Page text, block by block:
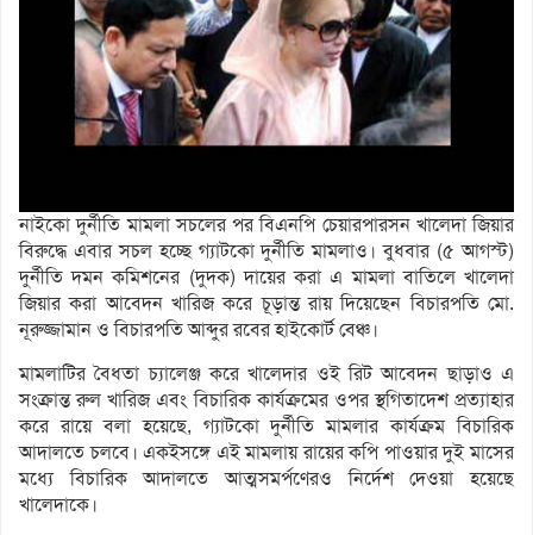
নাইকো দুর্নীতি মামলা সচলের পর বিএনপি চেয়ারপারসন খালেদা জিয়ার
বিরুদ্ধে এবার সচল হচ্ছে গ্যাটকো দুর্নীতি মামলাও। বুধবার (৫ আগস্ট)
দুর্নীতি দমন কমিশনের (দুদক) দায়ের করা এ মামলা বাতিলে খালেদা
জিয়ার করা আবেদন খারিজ করে চূড়ান্ত রায় দিয়েছেন বিচারপতি মো.
নূরুজ্জামান ও বিচারপতি আব্দুর রবের হাইকোর্ট বেঞ্চ।
মামলাটির বৈধতা চ্যালেঞ্জ করে খালেদার ওই রিট আবেদন ছাড়াও এ
সংক্রান্ত রুল খারিজ এবং বিচারিক কার্যক্রমের ওপর স্থগিতাদেশ প্রত্যাহার
করে রায়ে বলা হয়েছে, গ্যাটকো দুর্নীতি মামলার কার্যক্রম বিচারিক
আদালতে চলবে। একইসঙ্গে এই মামলায় রায়ের কপি পাওয়ার দুই মাসের
মধ্যে বিচারিক আদালতে আত্মসমর্পণেরও নির্দেশ দেওয়া হয়েছে
খালেদাকে।